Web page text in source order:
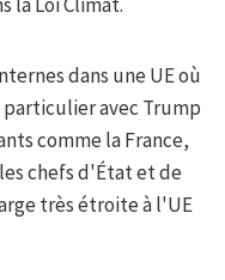
dans une UE où
avec Trump
comme la France,
chefs d'État et de
très étroite à l'UE